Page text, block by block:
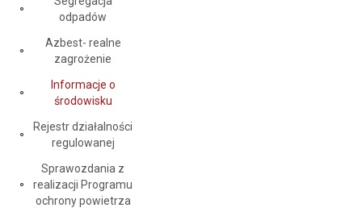
odpadów
Azbest- realne
zagrożenie
Informacje o
środowisku
Rejestr działalności
regulowanej
Sprawozdania z
realizacji Programu
ochrony powietrza